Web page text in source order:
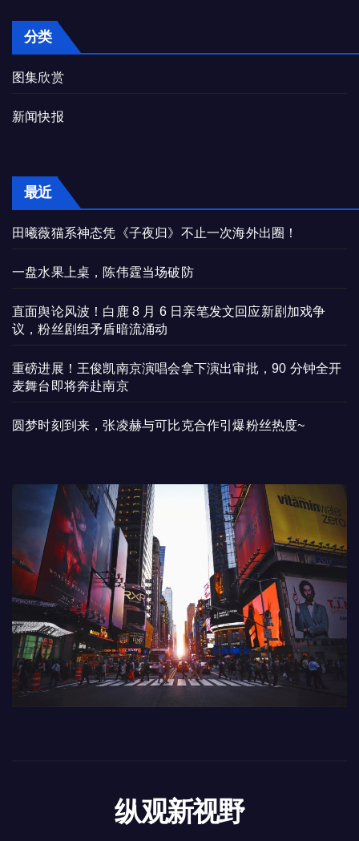
分类
图集欣赏
新闻快报
最近
田曦薇猫系神态凭《子夜归》不止一次海外出圈！
一盘水果上桌，陈伟霆当场破防
直面舆论风波！白鹿 8 月 6 日亲笔发文回应新剧加戏争
议，粉丝剧组矛盾暗流涌动
重磅进展！王俊凯南京演唱会拿下演出审批，90 分钟全开
麦舞台即将奔赴南京
圆梦时刻到来，张凌赫与可比克合作引爆粉丝热度~
纵观新视野